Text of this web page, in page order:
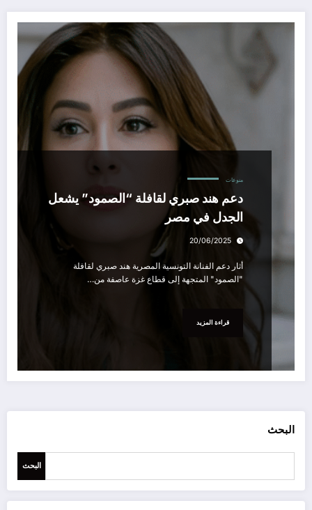
منوعات
دعم هند صبري لقافلة “الصمود” يشعل
الجدل في مصر
20/06/2025
أثار دعم الفنانة التونسية المصرية هند صبري لقافلة
"الصمود" المتجهة إلى قطاع غزة عاصفة من…
قراءة المزيد
البحث
البحث